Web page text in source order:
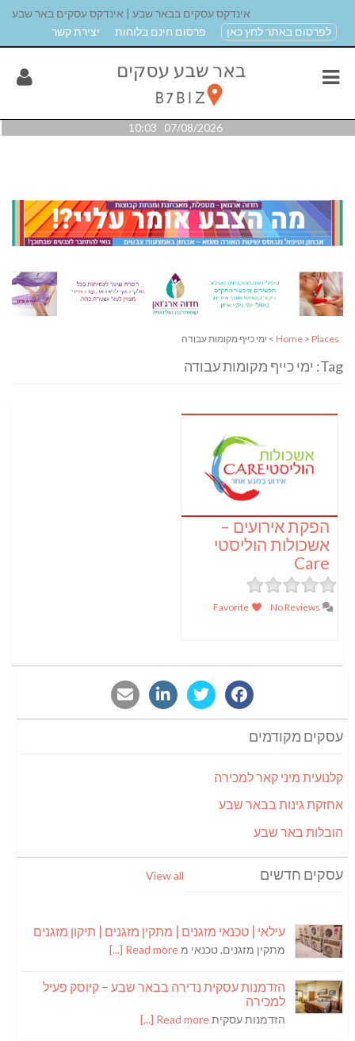
אינדקס עסקים בבאר שבע | אינדקס עסקים באר שבע
לפרסום באתר לחץ כאן
פרסום חינם בלוחות יצירת קשר
07/08/2026 10:03
Home > Places > ימי כייף מקומות עבודה
Tag: ימי כייף מקומות עבודה
הפקת אירועים –
אשכולות הוליסטי
Care
עסקים מקודמים
קלנועית מיני קאר למכירה
אחזקת גינות בבאר שבע
הובלות באר שבע
עסקים חדשים View all
עילאי | טכנאי מזגנים | מתקין מזגנים | תיקון מזגנים
מתקין מזגנים, טכנאי מRead more [...]
הזדמנות עסקית נדירה בבאר שבע – קיוסק פעיל
למכירה
הזדמנות עסקיתRead more [...]